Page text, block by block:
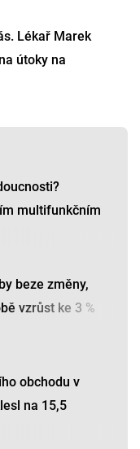
Lékař Marek
útoky na
multifunkčním
beze změny,
vzrůst ke 3 %
obchodu v
na 15,5